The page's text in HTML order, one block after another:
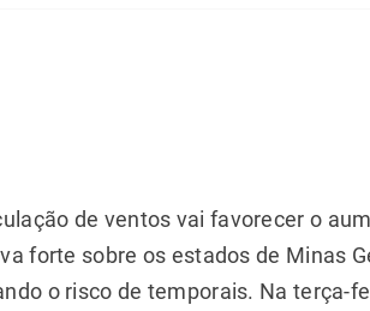
de ventos vai favorecer o
forte sobre os estados de Minas
o risco de temporais. Na terça-